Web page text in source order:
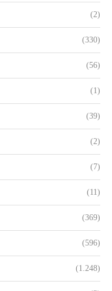
(2)
(330)
(56)
(1)
(39)
(2)
(7)
(11)
(369)
(596)
(1.248)